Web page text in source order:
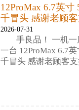
12ProMax 6.7英
千冒头 感谢老顾
2026-07-31
手良品！ 一机
一台 12ProMax 6.7
千冒头 感谢老顾客